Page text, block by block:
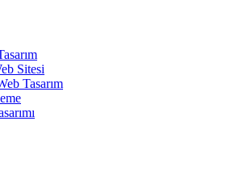
Sitesi
Tasarım